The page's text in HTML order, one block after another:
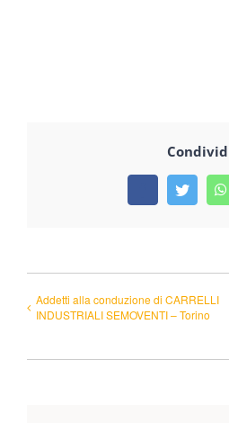
FacebookTwitter
Addetti alla conduzione di CARRELLI
INDUSTRIALI SEMOVENTI – Torino